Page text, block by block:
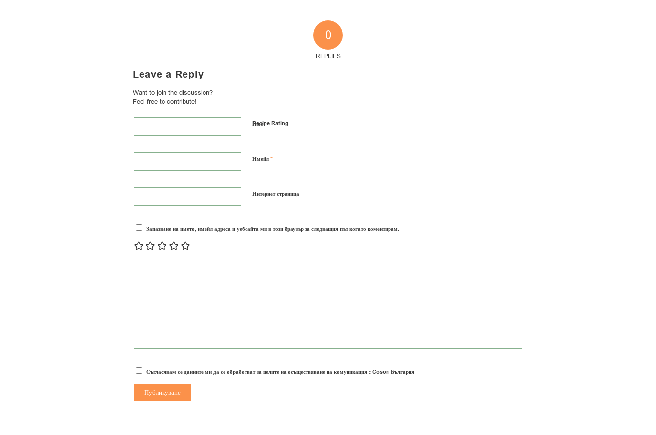
0
REPLIES
Leave a Reply
Want to join the discussion?
Feel free to contribute!
Име*
Имейл *
Интернет страница
Запазване на името, имейл адреса и уебсайта ми в този браузър за следващия път когато коментирам.
Recipe Rating
Съгласявам се данните ми да се обработват за целите на осъществяване на комуникация с Cosori България